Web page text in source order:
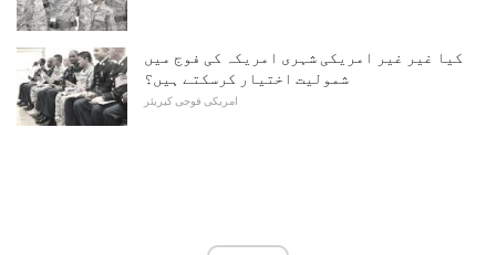
کیا غیر غیر امریکی شہری امریکہ کی فوج میں
شمولیت اختیار کرسکتے ہیں؟
امریکی فوجی کیریئر